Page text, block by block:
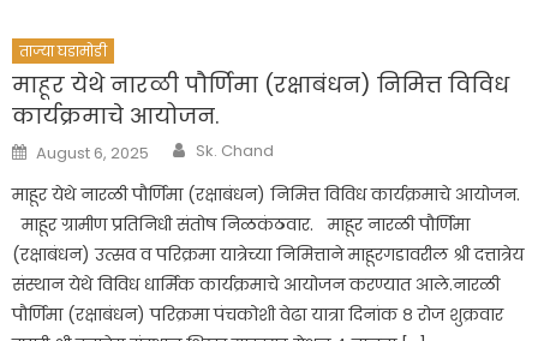
ताज्या घडामोडी
माहूर येथे नारळी पौर्णिमा (रक्षाबंधन) निमित्त विविध
कार्यक्रमाचे आयोजन.
Posted
on
August 6, 2025 Author
Sk. Chand
माहूर येथे नारळी पौर्णिमा (रक्षाबंधन) निमित्त विविध कार्यक्रमाचे आयोजन.
माहूर ग्रामीण प्रतिनिधी संतोष निळकंठवार. माहूर नारळी पौर्णिमा
(रक्षाबंधन) उत्सव व परिक्रमा यात्रेच्या निमित्ताने माहूरगडावरील श्री दत्तात्रेय
संस्थान येथे विविध धार्मिक कार्यक्रमाचे आयोजन करण्यात आले.नारळी
पौर्णिमा (रक्षाबंधन) परिक्रमा पंचकोशी वेढा यात्रा दिनांक ८ रोज शुक्रवार